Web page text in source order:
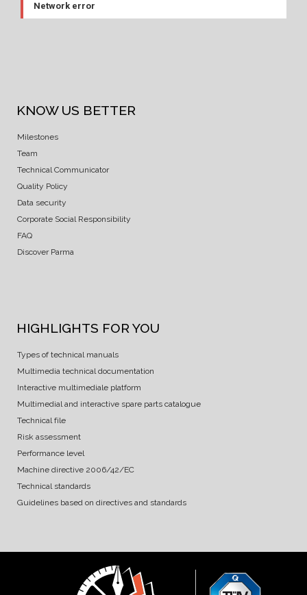
Network error
KNOW US BETTER
Milestones
Team
Technical Communicator
Quality Policy
Data security
Corporate Social Responsibility
FAQ
Discover Parma
HIGHLIGHTS FOR YOU
Types of technical manuals
Multimedia technical documentation
Interactive multimediale platform
Multimedial and interactive spare parts catalogue
Technical file
Risk assessment
Performance level
Machine directive 2006/42/EC
Technical standards
Guidelines based on directives and standards